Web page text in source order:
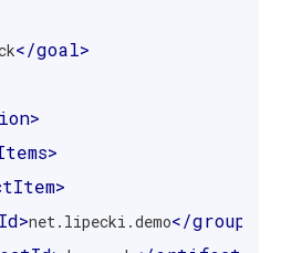
</goal>
net.lipecki.demo</groupId>